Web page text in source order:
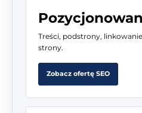
Treści, podstrony,
strony.
Zobacz ofertę SEO